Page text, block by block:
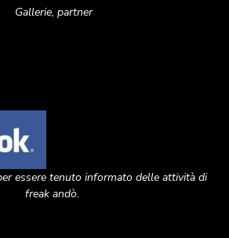
Gallerie, partner
essere tenuto informato delle attività di
freak andò.